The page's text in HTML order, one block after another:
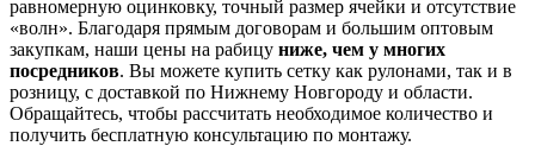
равномерную оцинковку, точный размер ячейки и отсутствие
«волн». Благодаря прямым договорам и большим оптовым
закупкам, наши цены на рабицу ниже, чем у многих
посредников. Вы можете купить сетку как рулонами, так и в
розницу, с доставкой по Нижнему Новгороду и области.
Обращайтесь, чтобы рассчитать необходимое количество и
получить бесплатную консультацию по монтажу.